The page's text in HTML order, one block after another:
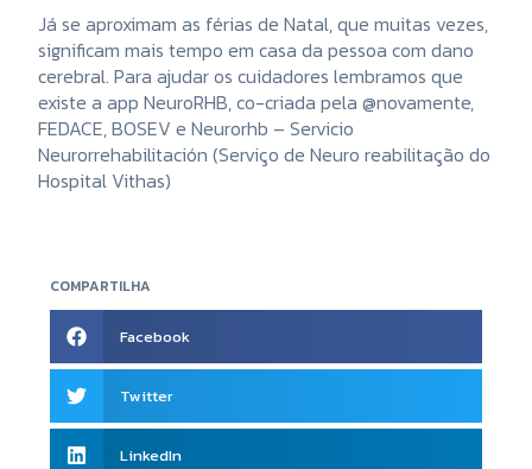
COMPARTILHA
Facebook
Twitter
LinkedIn
Já se aproximam as férias de Natal, que muitas vezes,
significam mais tempo em casa da pessoa com dano
cerebral. Para ajudar os cuidadores lembramos que
existe a app NeuroRHB, co-criada pela @novamente,
FEDACE, BOSEV e Neurorhb – Servicio
Neurorrehabilitación (Serviço de Neuro reabilitação do
Hospital Vithas)